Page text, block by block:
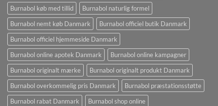
Burnabol køb med tillid
Burnabol naturlig formel
Burnabol nemt køb Danmark
Burnabol officiel butik Danmark
Burnabol officiel hjemmeside Danmark
Burnabol online apotek Danmark
Burnabol online kampagner
Burnabol originalt mærke
Burnabol originalt produkt Danmark
Burnabol overkommelig pris Danmark
Burnabol præstationsstøtte
Burnabol rabat Danmark
Burnabol shop online